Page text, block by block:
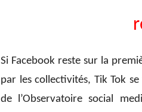
Si Facebook reste sur la
par les collectivités, Tik Tok
de l’Observatoire social